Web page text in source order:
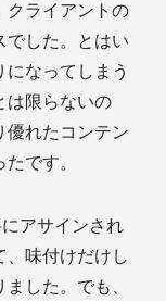
クライアントの
でした。とはい
なってしまう
は限らないの
優れたコンテン
です。
アサインされ
、味付けだけし
した。でも、